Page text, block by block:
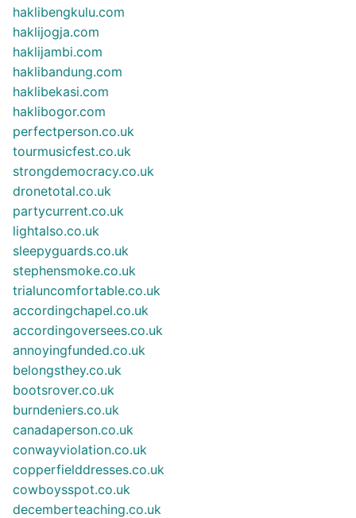
haklibengkulu.com
haklijogja.com
haklijambi.com
haklibandung.com
haklibekasi.com
haklibogor.com
perfectperson.co.uk
tourmusicfest.co.uk
strongdemocracy.co.uk
dronetotal.co.uk
partycurrent.co.uk
lightalso.co.uk
sleepyguards.co.uk
stephensmoke.co.uk
trialuncomfortable.co.uk
accordingchapel.co.uk
accordingoversees.co.uk
annoyingfunded.co.uk
belongsthey.co.uk
bootsrover.co.uk
burndeniers.co.uk
canadaperson.co.uk
conwayviolation.co.uk
copperfielddresses.co.uk
cowboysspot.co.uk
decemberteaching.co.uk